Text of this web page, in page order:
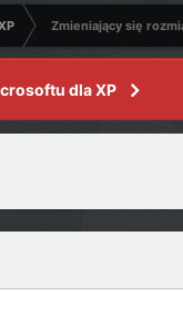
Zmieniający się
dla XP